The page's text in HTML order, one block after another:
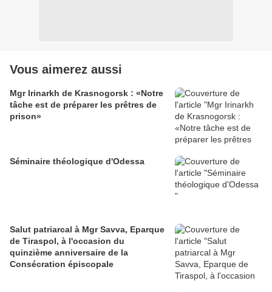
Vous aimerez aussi
Mgr Irinarkh de Krasnogorsk : «Notre
tâche est de préparer les prêtres de
prison»
Séminaire théologique d'Odessa
Salut patriarcal à Mgr Savva, Eparque
de Tiraspol, à l'occasion du
quinzième anniversaire de la
Consécration épiscopale